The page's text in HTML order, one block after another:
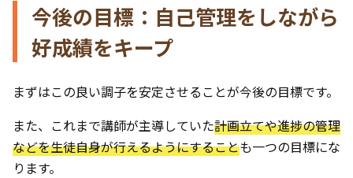
今後の目標：自己管理をしながら
好成績をキープ
まずはこの良い調子を安定させることが今後の目標です。
また、これまで講師が主導していた計画立てや進捗の管理
などを生徒自身が行えるようにすることも一つの目標にな
ります。